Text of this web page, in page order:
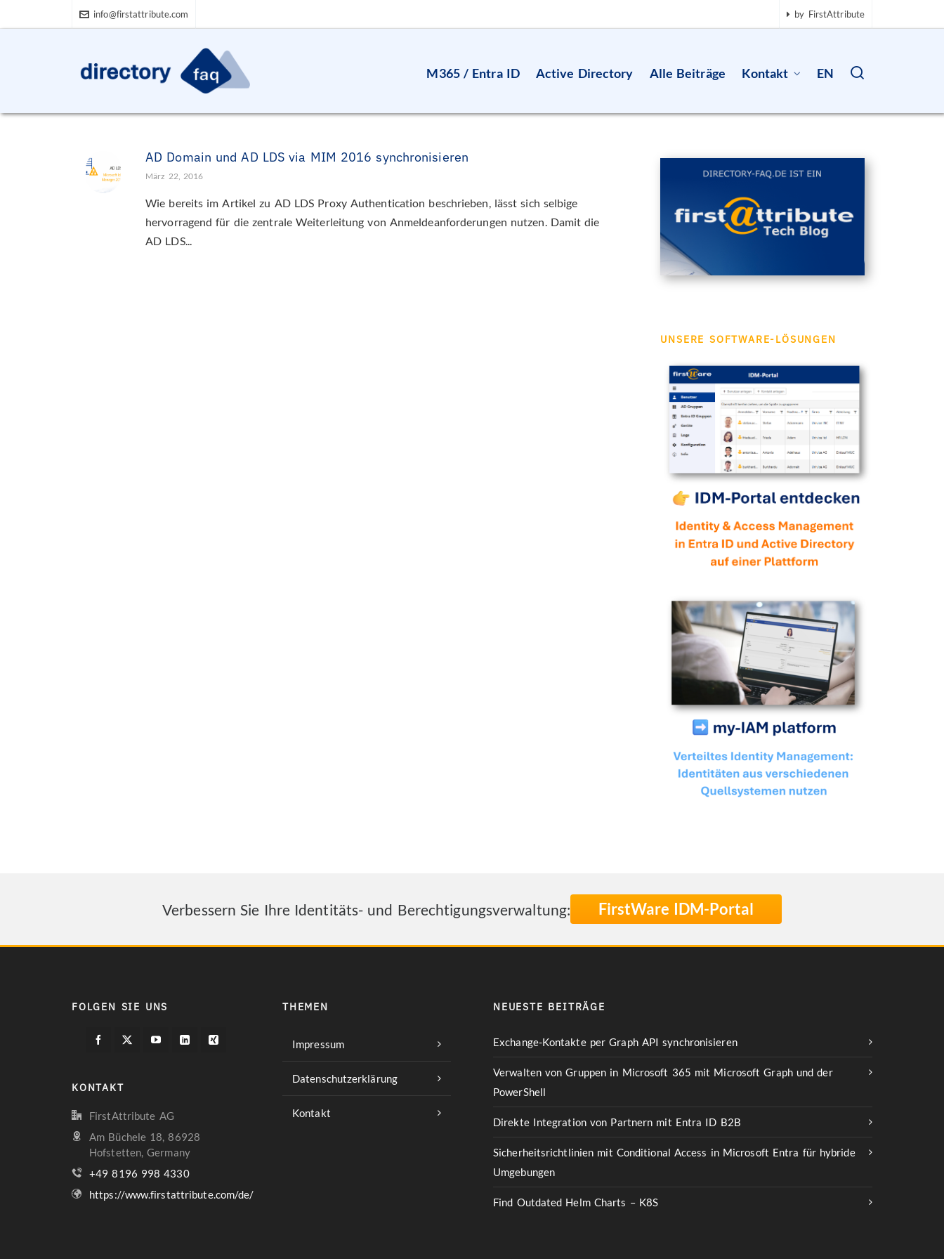
info@firstattribute.com by FirstAttribute
M365 / Entra ID Active Directory Alle Beiträge Kontakt EN
AD Domain und AD LDS via MIM 2016 synchronisieren
März 22, 2016
Wie bereits im Artikel zu AD LDS Proxy Authentication beschrieben, lässt sich selbige
hervorragend für die zentrale Weiterleitung von Anmeldeanforderungen nutzen. Damit die
AD LDS...
UNSERE SOFTWARE-LÖSUNGEN
Verbessern Sie Ihre Identitäts- und Berechtigungsverwaltung: FirstWare IDM-Portal
FOLGEN SIE UNS
KONTAKT
FirstAttribute AG
Am Büchele 18, 86928
Hofstetten, Germany
+49 8196 998 4330
https://www.firstattribute.com/de/
THEMEN
Impressum
Datenschutzerklärung
Kontakt
NEUESTE BEITRÄGE
Exchange-Kontakte per Graph API synchronisieren
Verwalten von Gruppen in Microsoft 365 mit Microsoft Graph und der
PowerShell
Direkte Integration von Partnern mit Entra ID B2B
Sicherheitsrichtlinien mit Conditional Access in Microsoft Entra für hybride
Umgebungen
Find Outdated Helm Charts – K8S